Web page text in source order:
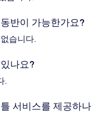
반이 가능한가요?
습니다.
나요?
.
서비스를 제공하나